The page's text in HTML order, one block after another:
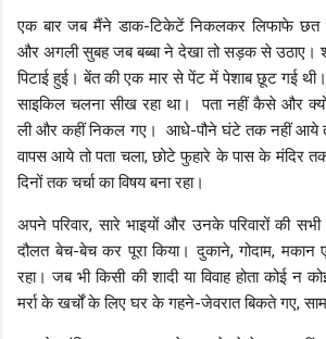
एक बार जब मैंने डाक-टिकेटें निकलकर लिफाफे
और अगली सुबह जब बब्बा ने देखा तो सड़क से उठाए।
पिटाई हुई। बेंत की एक मार से पेंट में पेशाब छूट गई
साइकिल चलना सीख रहा था। पता नहीं कैसे और
ली और कहीं निकल गए। आधे-पौने घंटे तक नहीं आये
वापस आये तो पता चला, छोटे फुहारे के पास के मंदिर
दिनों तक चर्चा का विषय बना रहा।
अपने परिवार, सारे भाइयों और उनके परिवारों की सभी
दौलत बेच-बेच कर पूरा किया। दुकाने, गोदाम,
रहा। जब भी किसी की शादी या विवाह होता कोई न
मर्रा के खर्चों के लिए घर के गहने-जेवरात बिकते गए,